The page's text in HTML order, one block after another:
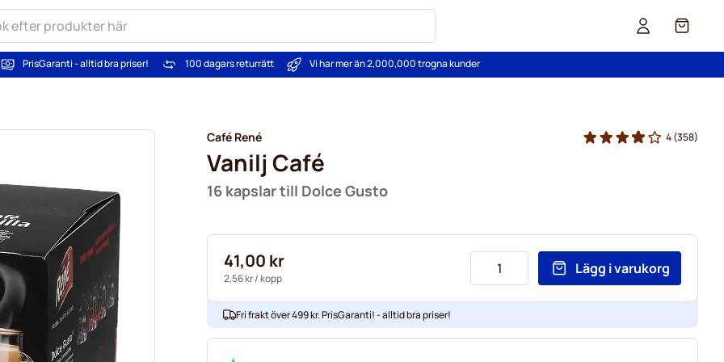
Cart
PrisGaranti - alltid bra priser! 100 dagars returrätt Vi har mer än 2,000,000 trogna kunder
Café René
Vanilj Café
16 kapslar till Dolce Gusto
4(358)
41,00 kr
2,56 kr/ kopp
Lägg i varukorg
Fri frakt över 499 kr. PrisGaranti! - alltid bra priser!